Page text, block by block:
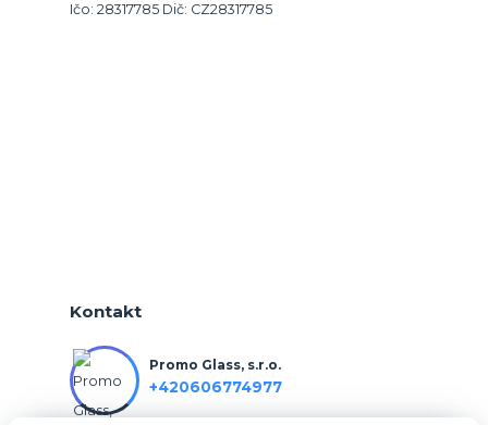
Ičo: 28317785 Dič: CZ28317785
Kontakt
Promo Glass, s.r.o.
+420606774977